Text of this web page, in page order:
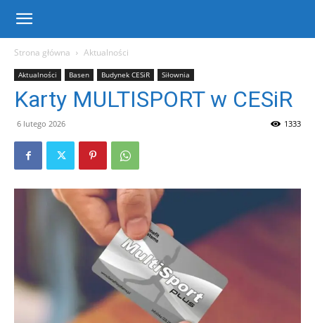
Centrum
Sportu
Strona główna Aktualności
Aktualności Basen Budynek CESiR Siłownia
Karty MULTISPORT w CESiR
6 lutego 2026 1333